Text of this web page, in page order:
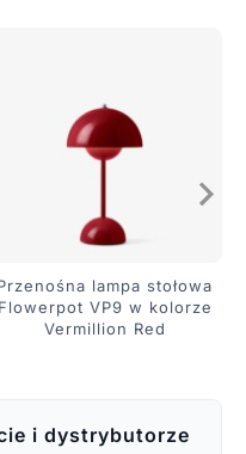
lampa stołowa
Flowerpot VP9 w kolorze
Vermillion Red
i dystrybutorze